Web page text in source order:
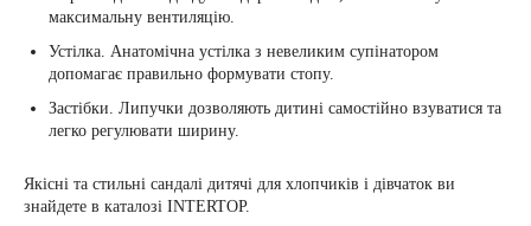
максимальну вентиляцію.
Устілка. Анатомічна устілка з невеликим супінатором
допомагає правильно формувати стопу.
Застібки. Липучки дозволяють дитині самостійно взуватися та
легко регулювати ширину.
Якісні та стильні сандалі дитячі для хлопчиків і дівчаток ви
знайдете в каталозі INTERTOP.